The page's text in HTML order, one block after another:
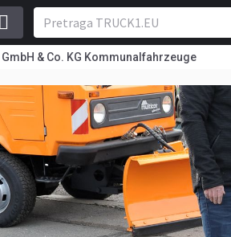
& Co. KG Kommunalfahrzeuge